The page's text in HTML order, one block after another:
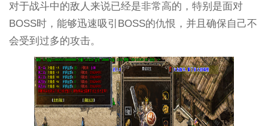
对于战斗中的敌人来说已经是非常高的，特别是面对
BOSS时，能够迅速吸引BOSS的仇恨，并且确保自己不
会受到过多的攻击。